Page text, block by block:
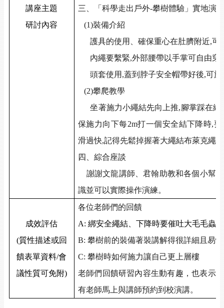
講座主題
研討內容
三、「科學走出戶外-攀樹體驗」實地演練
(1)裝備介紹
護具的使用、確保重心在肚臍附近,可
內繩要繫緊,外部腰帶以手掌可自由穿
頭套使用 ,蓋到脖子安全帽帶好後,可旋
(2)攀爬教學
坐著施力小繩結先向上推,腳掌踩在繩
保施力向下每2m打一個安全結下降時,要
滑過快,記得先鬆掉握著大繩結布萊克繩
四、綜合座談
謝謝文龍講師、君翰助教和各個小幫
識並可以實際操作演練。
成效評估
(質性描述或回
饋表單資料/會
議性質可免附)
各位老師們的回饋
A: 綁安全繩結、下降時要催吐大毛毛蟲
B: 攀樹前的裝備著裝講解得很詳細且易懂
C: 攀樹時如何施力讓自己更上層樓
老師們回饋研習內容生動有趣，也表示
有老師馬上與講師預約到校演講。